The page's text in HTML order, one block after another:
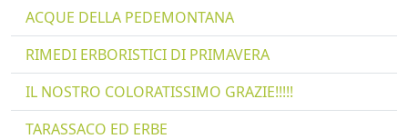
ACQUE DELLA PEDEMONTANA
RIMEDI ERBORISTICI DI PRIMAVERA
IL NOSTRO COLORATISSIMO GRAZIE!!!!!
TARASSACO ED ERBE